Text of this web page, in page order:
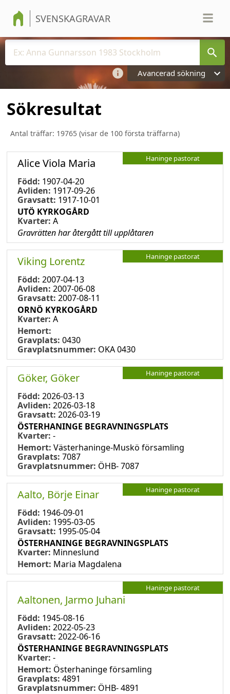
SVENSKAGRAVAR
Avancerad sökning
Sökresultat
Antal träffar: 19765 (visar de 100 första träffarna)
Haninge pastorat
Alice Viola Maria
Född: 1907-04-20
Avliden: 1917-09-26
Gravsatt: 1917-10-01
UTÖ KYRKOGÅRD
Kvarter: A
Gravrätten har återgått till upplåtaren
Haninge pastorat
Viking Lorentz
Född: 2007-04-13
Avliden: 2007-06-08
Gravsatt: 2007-08-11
ORNÖ KYRKOGÅRD
Kvarter: A
Hemort:
Gravplats: 0430
Gravplatsnummer: OKA 0430
Haninge pastorat
Göker, Göker
Född: 2026-03-13
Avliden: 2026-03-18
Gravsatt: 2026-03-19
ÖSTERHANINGE BEGRAVNINGSPLATS
Kvarter: -
Hemort: Västerhaninge-Muskö församling
Gravplats: 7087
Gravplatsnummer: ÖHB- 7087
Haninge pastorat
Aalto, Börje Einar
Född: 1946-09-01
Avliden: 1995-03-05
Gravsatt: 1995-05-04
ÖSTERHANINGE BEGRAVNINGSPLATS
Kvarter: Minneslund
Hemort: Maria Magdalena
Haninge pastorat
Aaltonen, Jarmo Juhani
Född: 1945-08-16
Avliden: 2022-05-23
Gravsatt: 2022-06-16
ÖSTERHANINGE BEGRAVNINGSPLATS
Kvarter: -
Hemort: Österhaninge församling
Gravplats: 4891
Gravplatsnummer: ÖHB- 4891